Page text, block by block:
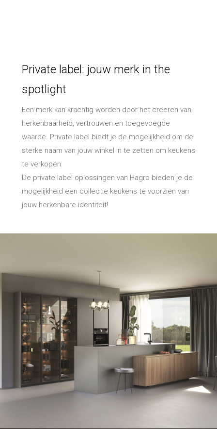
Private label: jouw merk in the
spotlight
Een merk kan krachtig worden door het creëren van
herkenbaarheid, vertrouwen en toegevoegde
waarde. Private label biedt je de mogelijkheid om de
sterke naam van jouw winkel in te zetten om keukens
te verkopen.
De private label oplossingen van Hagro bieden je de
mogelijkheid een collectie keukens te voorzien van
jouw herkenbare identiteit!